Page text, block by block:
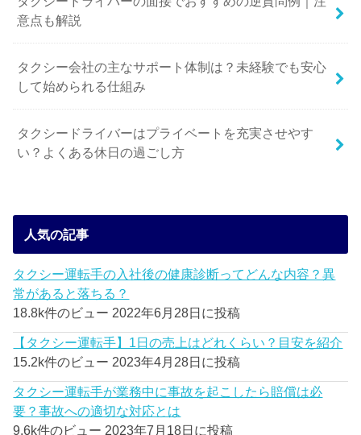
意点も解説
タクシー会社の主なサポート体制は？未経験でも安心
して始められる仕組み
タクシードライバーはプライベートを充実させやす
い？よくある休日の過ごし方
人気の記事
タクシー運転手の入社後の健康診断ってどんな内容？異
常があると落ちる？
18.8k件のビュー 2022年6月28日に投稿
【タクシー運転手】1日の売上はどれくらい？目安を紹介
15.2k件のビュー 2023年4月28日に投稿
タクシー運転手が業務中に事故を起こしたら賠償は必
要？事故への適切な対応とは
9.6k件のビュー 2023年7月18日に投稿